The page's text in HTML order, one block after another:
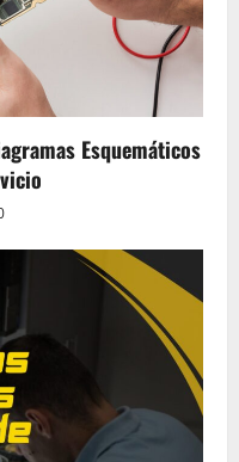
Esquemáticos